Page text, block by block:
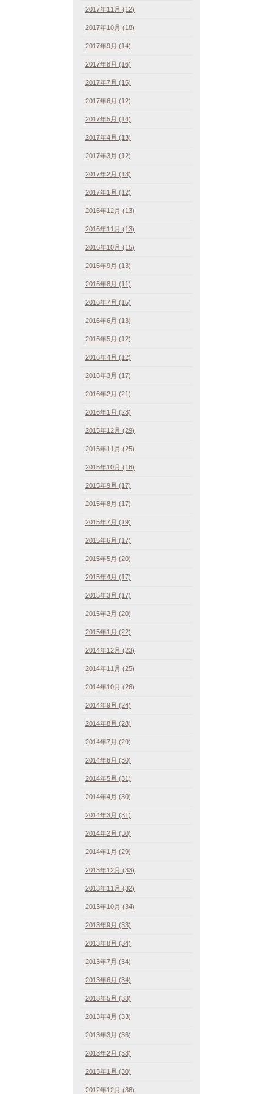
2017年11月 (12)
2017年10月 (18)
2017年9月 (14)
2017年8月 (16)
2017年7月 (15)
2017年6月 (12)
2017年5月 (14)
2017年4月 (13)
2017年3月 (12)
2017年2月 (13)
2017年1月 (12)
2016年12月 (13)
2016年11月 (13)
2016年10月 (15)
2016年9月 (13)
2016年8月 (11)
2016年7月 (15)
2016年6月 (13)
2016年5月 (12)
2016年4月 (12)
2016年3月 (17)
2016年2月 (21)
2016年1月 (23)
2015年12月 (29)
2015年11月 (25)
2015年10月 (16)
2015年9月 (17)
2015年8月 (17)
2015年7月 (19)
2015年6月 (17)
2015年5月 (20)
2015年4月 (17)
2015年3月 (17)
2015年2月 (20)
2015年1月 (22)
2014年12月 (23)
2014年11月 (25)
2014年10月 (26)
2014年9月 (24)
2014年8月 (28)
2014年7月 (29)
2014年6月 (30)
2014年5月 (31)
2014年4月 (30)
2014年3月 (31)
2014年2月 (30)
2014年1月 (29)
2013年12月 (33)
2013年11月 (32)
2013年10月 (34)
2013年9月 (33)
2013年8月 (34)
2013年7月 (34)
2013年6月 (34)
2013年5月 (33)
2013年4月 (33)
2013年3月 (36)
2013年2月 (33)
2013年1月 (30)
2012年12月 (36)